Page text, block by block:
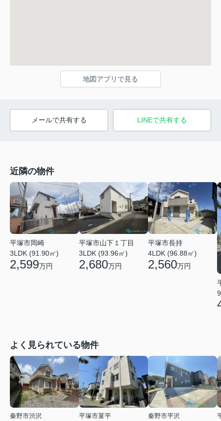
地図アプリで見る
メールで共有する LINEで共有する
近隣の物件
平塚市岡崎
3LDK (91.90㎡)
2,599万円
平塚市山下１丁目
3LDK (93.96㎡)
2,680万円
平塚市長持
4LDK (96.88㎡)
2,560万円
よく見られている物件
秦野市渋沢
平塚市菫平
秦野市平沢